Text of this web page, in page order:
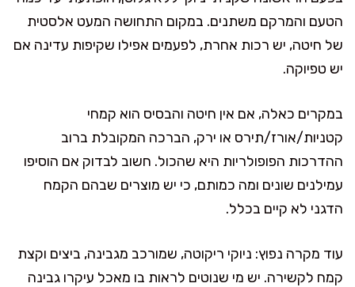
הטעם והמרקם משתנים. במקום התחושה המעט אלסטית
של חיטה, יש רכות אחרת, לפעמים אפילו שקיפות עדינה אם
יש טפיוקה.
במקרים כאלה, אם אין חיטה והבסיס הוא קמחי
קטניות/אורז/תירס או ירק, הברכה המקובלת ברוב
ההדרכות הפופולריות היא שהכול. חשוב לבדוק אם הוסיפו
עמילנים שונים ומה כמותם, כי יש מוצרים שבהם הקמח
הדגני לא קיים בכלל.
עוד מקרה נפוץ: ניוקי ריקוטה, שמורכב מגבינה, ביצים וקצת
קמח לקשירה. יש מי שנוטים לראות בו מאכל עיקרו גבינה